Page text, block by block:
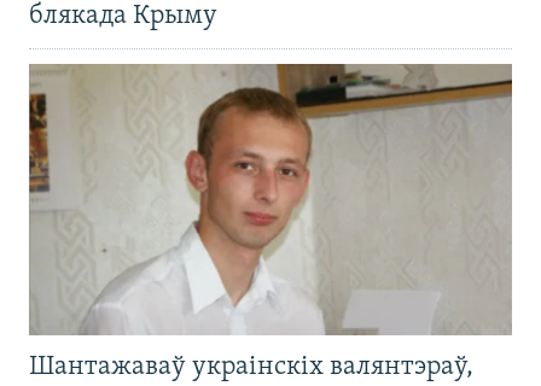
блякада Крыму
Шантажаваў украінскіх валянтэраў,